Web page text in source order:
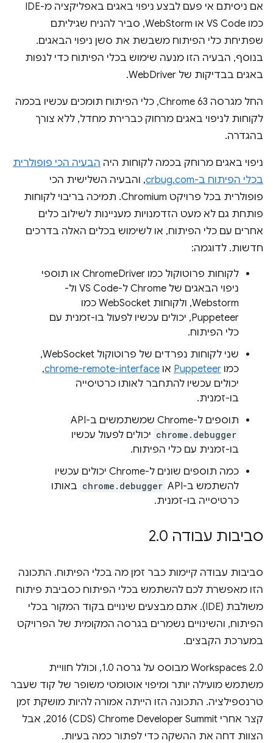
אם ניסיתם אי פעם לבצע ניפוי באגים באפליקציה מ-IDE
כמו VS Code או WebStorm, סביר להניח שגיליתם
שפתיחת כלי הפיתוח משבשת את סשן ניפוי הבאגים.
בנוסף, הבעיה הזו מנעה שימוש בכלי הפיתוח כדי לנפות
באגים בבדיקות של WebDriver.
החל מגרסה Chrome 63, כלי הפיתוח תומכים עכשיו בכמה
לקוחות לניפוי באגים מרחוק כברירת מחדל, ללא צורך
בהגדרה.
ניפוי באגים מרוחק בכמה לקוחות היה הבעיה הכי פופולרית
בכלי הפיתוח ב-crbug.com
, והבעיה השלישית הכי
פופולרית בכל פרויקט Chromium. תמיכה בריבוי לקוחות
פותחת גם לא מעט הזדמנויות מעניינות לשילוב כלים
אחרים עם כלי הפיתוח, או לשימוש בכלים האלה בדרכים
חדשות. לדוגמה:
לקוחות פרוטוקול כמו ChromeDriver או תוספי
ניפוי הבאגים של Chrome ל-VS Code ול-
Webstorm, ולקוחות WebSocket כמו
Puppeteer, יכולים עכשיו לפעול בו-זמנית עם
כלי הפיתוח.
שני לקוחות נפרדים של פרוטוקול WebSocket,
כמו Puppeteer או chrome-remote-interface
,
יכולים עכשיו להתחבר לאותו כרטיסייה
בו-זמנית.
תוספים ל-Chrome שמשתמשים ב-API‏
chrome.debugger יכולים לפעול עכשיו
בו-זמנית עם כלי הפיתוח.
כמה תוספים שונים ל-Chrome יכולים עכשיו
להשתמש ב-API‏
chrome.debugger באותו
כרטיסייה בו-זמנית.
סביבות עבודה 2 .0
סביבות עבודה קיימות כבר זמן מה בכלי הפיתוח. התכונה
הזו מאפשרת לכם להשתמש בכלי הפיתוח כסביבת פיתוח
משולבת (IDE). אתם מבצעים שינויים בקוד המקור בכלי
הפיתוח, והשינויים נשמרים בגרסה המקומית של הפרויקט
במערכת הקבצים.
‫Workspaces 2.0 מבוסס על גרסה 1.0, וכולל חוויית
משתמש מועילה יותר ומיפוי אוטומטי משופר של קוד שעבר
טרנספילציה. התכונה הזו הייתה אמורה להיות מושקת זמן
קצר אחרי Chrome Developer Summit‏ (CDS) 2016, אבל
הצוות דחה את ההשקה כדי לפתור כמה בעיות.